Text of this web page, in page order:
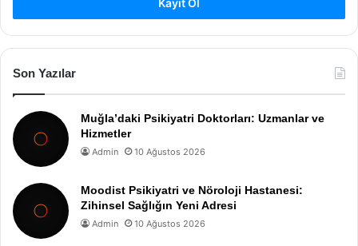
Kayıt Ol
Son Yazılar
Muğla’daki Psikiyatri Doktorları: Uzmanlar ve
Hizmetler
Admin 10 Ağustos 2026
Moodist Psikiyatri ve Nöroloji Hastanesi:
Zihinsel Sağlığın Yeni Adresi
Admin 10 Ağustos 2026